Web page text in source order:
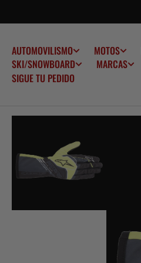
AUTOMOVILISMO MOTOS
SKI/SNOWBOARD
MARCAS
SIGUE TU PEDIDO